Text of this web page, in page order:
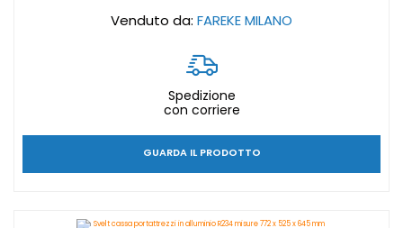
Venduto da: FAREKE MILANO
Spedizione
con corriere
GUARDA IL PRODOTTO